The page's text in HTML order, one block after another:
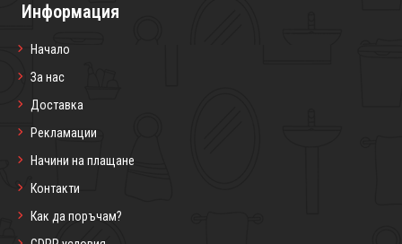
Информация
Начало
За нас
Доставка
Рекламации
Начини на плащане
Контакти
Как да поръчам?